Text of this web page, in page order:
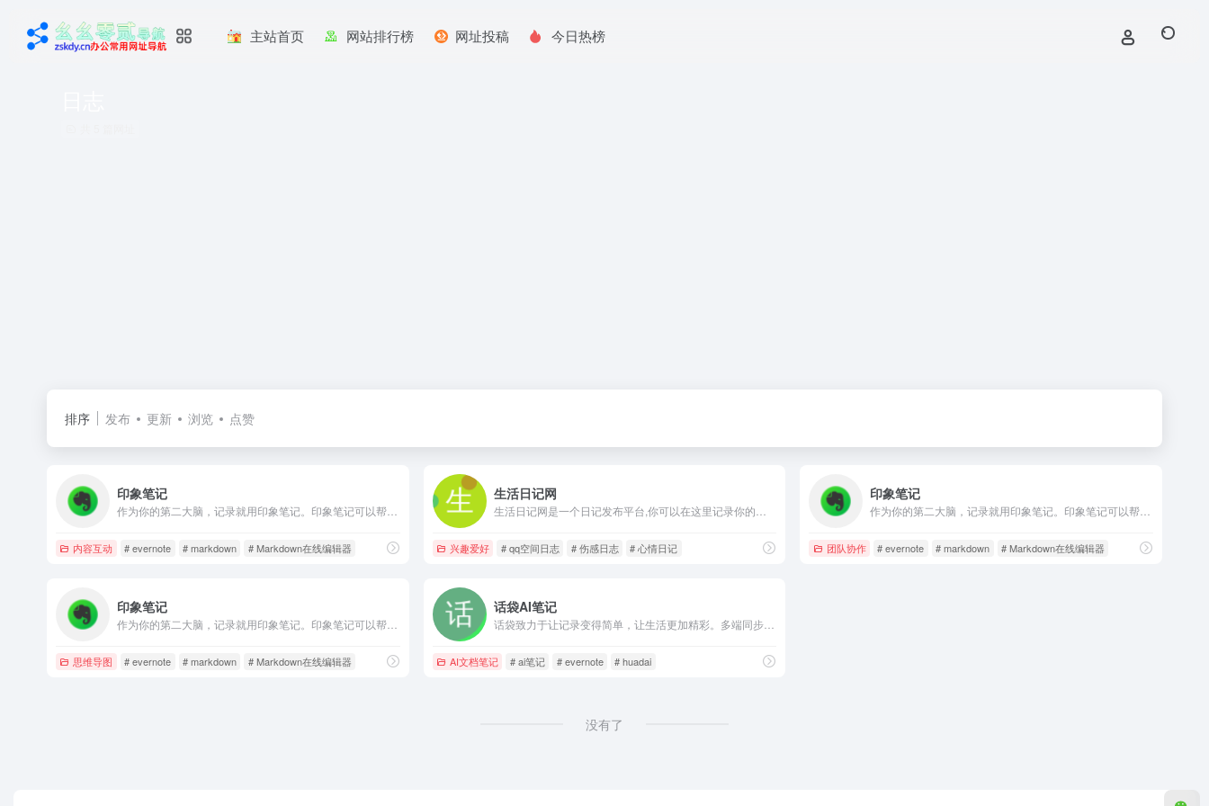
主站首页 网站排行榜 网址投稿 今日热榜
排序 发布 更新 浏览 点赞
印象笔记
内容互动 # evernote # markdown # Markdown在线编辑器
生活日记网
兴趣爱好 # qq空间日志 # 伤感日志 # 心情日记
印象笔记
团队协作 # evernote # markdown # Markdown在线编辑器
印象笔记
思维导图 # evernote # markdown # Markdown在线编辑器
话袋AI笔记
话袋致力于让记录变得简单，让生活更加精彩。多端同步技术让信息随时随地触手可及，无论是微信对话、语音备忘录、文本资料、视频剪辑还是重要文档，话袋都能帮您快速保存和整理，成为您身边的智能信息管理伙伴
AI文档笔记 # ai笔记 # evernote # huadai
没有了